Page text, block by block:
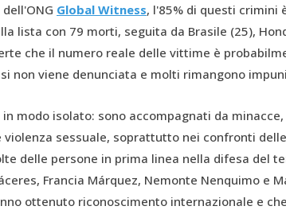
Global Witness, l'85% di questi crimini
lista con 79 morti, seguita da Brasile (25),
che il numero reale delle vittime è
non viene denunciata e molti rimangono
modo isolato: sono accompagnati da
sessuale, soprattutto nei confronti
delle persone in prima linea nella difesa del
Francia Márquez, Nemonte Nenquimo e
ottenuto riconoscimento internazionale e